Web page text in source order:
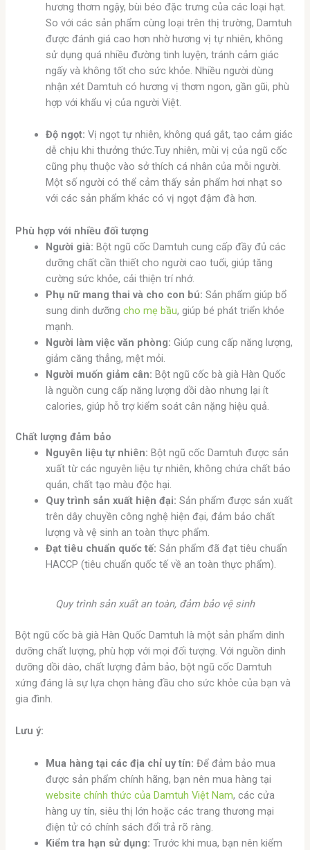
hương thơm ngậy, bùi béo đặc trưng của các loại hạt.
So với các sản phẩm cùng loại trên thị trường, Damtuh
được đánh giá cao hơn nhờ hương vị tự nhiên, không
sử dụng quá nhiều đường tinh luyện, tránh cảm giác
ngấy và không tốt cho sức khỏe. Nhiều người dùng
nhận xét Damtuh có hương vị thơm ngon, gần gũi, phù
hợp với khẩu vị của người Việt.
Độ ngọt:Vị ngọt tự nhiên, không quá gắt, tạo cảm giác
dễ chịu khi thưởng thức.Tuy nhiên, mùi vị của ngũ cốc
cũng phụ thuộc vào sở thích cá nhân của mỗi người.
Một số người có thể cảm thấy sản phẩm hơi nhạt so
với các sản phẩm khác có vị ngọt đậm đà hơn.
Phù hợp với nhiều đối tượng
Người già: Bột ngũ cốc Damtuh cung cấp đầy đủ các
dưỡng chất cần thiết cho người cao tuổi, giúp tăng
cường sức khỏe, cải thiện trí nhớ.
Phụ nữ mang thai và cho con bú: Sản phẩm giúp bổ
sung dinh dưỡngcho mẹ bầu, giúp bé phát triển khỏe
mạnh.
Người làm việc văn phòng: Giúp cung cấp năng lượng,
giảm căng thẳng, mệt mỏi.
Người muốn giảm cân: Bột ngũ cốc bà già Hàn Quốc
là nguồn cung cấp năng lượng dồi dào nhưng lại ít
calories, giúp hỗ trợ kiểm soát cân nặng hiệu quả.
Chất lượng đảm bảo
Nguyên liệu tự nhiên: Bột ngũ cốc Damtuh được sản
xuất từ các nguyên liệu tự nhiên, không chứa chất bảo
quản, chất tạo màu độc hại.
Quy trình sản xuất hiện đại: Sản phẩm được sản xuất
trên dây chuyền công nghệ hiện đại, đảm bảo chất
lượng và vệ sinh an toàn thực phẩm.
Đạt tiêu chuẩn quốc tế: Sản phẩm đã đạt tiêu chuẩn
HACCP (tiêu chuẩn quốc tế về an toàn thực phẩm).
Quy trình sản xuất an toàn, đảm bảo vệ sinh
Bột ngũ cốc bà già Hàn Quốc Damtuh là một sản phẩm dinh
dưỡng chất lượng, phù hợp với mọi đối tượng. Với nguồn dinh
dưỡng dồi dào, chất lượng đảm bảo, bột ngũ cốc Damtuh
xứng đáng là sự lựa chọn hàng đầu cho sức khỏe của bạn và
gia đình.
Lưu ý:
Mua hàng tại các địa chỉ uy tín: Để đảm bảo mua
được sản phẩm chính hãng, bạn nên mua hàng tại
website chính thức của Damtuh Việt Nam, các cửa
hàng uy tín, siêu thị lớn hoặc các trang thương mại
điện tử có chính sách đổi trả rõ ràng.
Kiểm tra hạn sử dụng: Trước khi mua, bạn nên kiểm